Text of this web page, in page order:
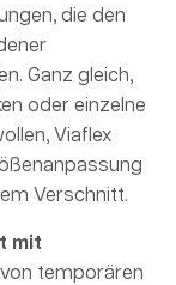
die den
Ganz gleich,
oder einzelne
Viaflex
Verschnitt.
mit
temporären